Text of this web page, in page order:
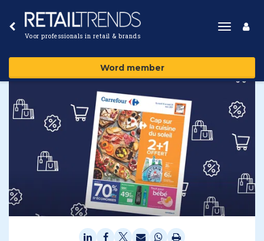
Voor professionals in retail & brands
Toggle
Word member